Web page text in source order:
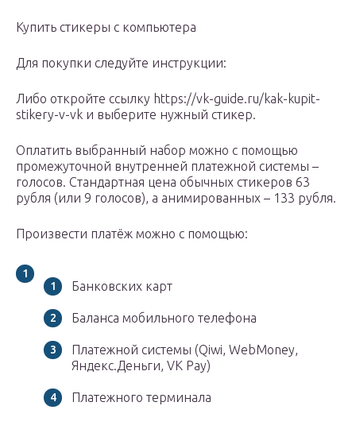
Купить стикеры с компьютера
Для покупки следуйте инструкции:
Либо откройте ссылку https://vk-guide.ru/kak-kupit-
stikery-v-vk и выберите нужный стикер.
Оплатить выбранный набор можно с помощью
промежуточной внутренней платежной системы –
голосов. Стандартная цена обычных стикеров 63
рубля (или 9 голосов), а анимированных – 133 рубля.
Произвести платёж можно с помощью:
Банковских карт
Баланса мобильного телефона
Платежной системы (Qiwi, WebMoney,
Яндекс.Деньги, VK Pay)
Платежного терминала